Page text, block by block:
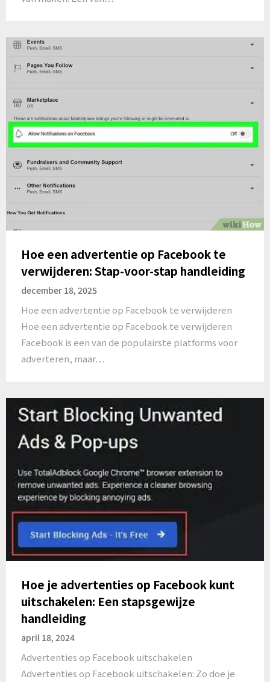
Hoe een advertentie op Facebook te
verwijderen: Stap-voor-stap handleiding
december 18, 2025
Hoe een advertentie op Facebook te verwijderen
Hoe een advertentie op Facebook te verwijderen
Facebook is een van de populairste platforms voor
adverteren, maar…
Hoe je advertenties op Facebook kunt
uitschakelen: Een stapsgewijze
handleiding
april 18, 2024
Advertenties op Facebook uitschakelen
Advertenties op Facebook uitschakelen: Zo doe je